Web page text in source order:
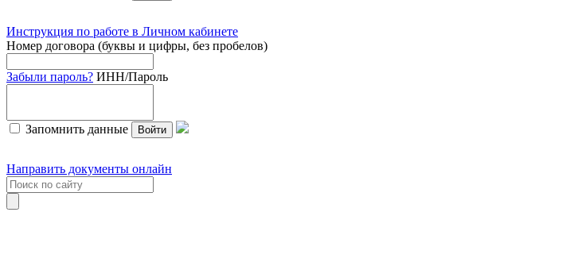
Инструкция по работе в Личном кабинете
Номер договора (буквы и цифры, без пробелов)
Забыли пароль? ИНН/Пароль
Запомнить данные Войти
Направить документы онлайн